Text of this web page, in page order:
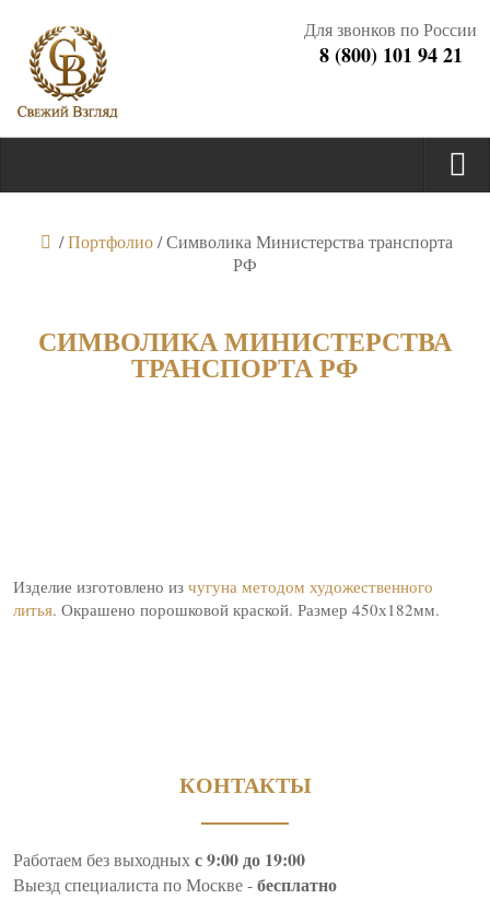
Для звонков по России
8 (800) 101 94 21
/Портфолио/Символика Министерства транспорта
РФ
СИМВОЛИКА МИНИСТЕРСТВА
ТРАНСПОРТА РФ
Изделие изготовлено из чугуна методом художественного
литья. Окрашено порошковой краской. Размер 450х182мм.
КОНТАКТЫ
Работаем без выходныхс 9:00 до 19:00
Выезд специалиста по Москве -бесплатно